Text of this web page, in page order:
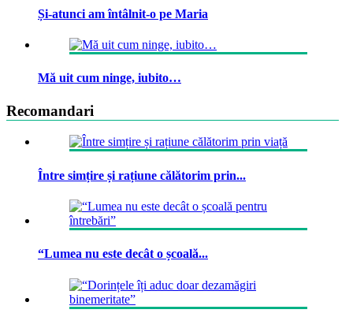
Și-atunci am întâlnit-o pe Maria
Mă uit cum ninge, iubito…
Recomandari
Între simțire și rațiune călătorim prin...
“Lumea nu este decât o școală...